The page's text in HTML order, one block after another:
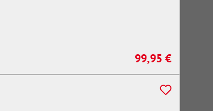
Regulärer Preis:
99,95 €